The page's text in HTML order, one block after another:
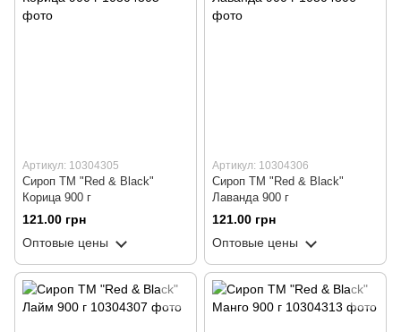
Артикул: 10304305
Сироп ТМ "Red & Black"
Корица 900 г
121.00 грн
Оптовые цены
Артикул: 10304306
Сироп ТМ "Red & Black"
Лаванда 900 г
121.00 грн
Оптовые цены